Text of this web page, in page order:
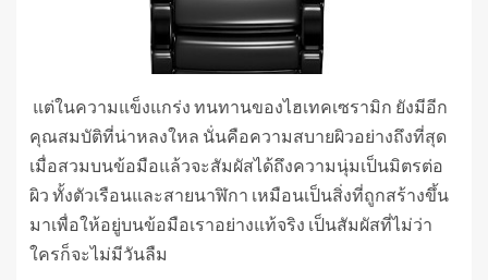
แต่ในความแข็งแกร่ง ทนทานของไฮเทคเซรามิก ยังมีอีก
คุณสมบัติที่น่าหลงใหล นั่นคือความสบายผิวอย่างถึงที่สุด
เมื่อสวมบนข้อมือแล้วจะสัมผัสได้ถึงความนุ่มเป็นมิตรต่อ
ผิว ทั้งตัวเรือนและสายนาฬิกา เหมือนเป็นสิ่งที่ถูกสร้างขึ้น
มาเพื่อให้อยู่บนข้อมือเราอย่างแท้จริง เป็นสัมผัสที่ไม่ว่า
ใครก็จะไม่มีวันลืม